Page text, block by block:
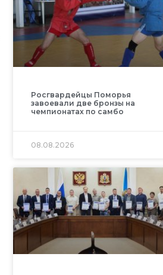
Росгвардейцы Поморья
завоевали две бронзы на
чемпионатах по самбо
08.08.2026